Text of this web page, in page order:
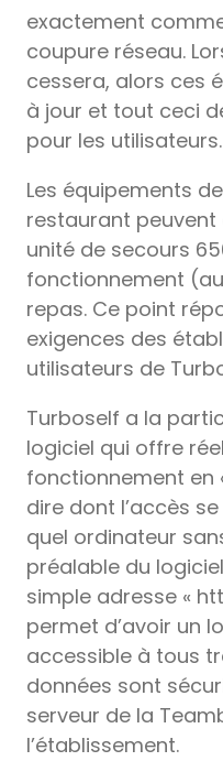
exactement
coupure réseau.
cessera, alors ces
à jour et tout ceci
pour les utilisateurs.
Les équipements
restaurant
unité de secours
fonctionnement
repas. Ce point
exigences des
utilisateurs de
Turboself a la
logiciel qui offre
fonctionnement en
dire dont l’accès
quel ordinateur
préalable du
simple adresse «
permet d’avoir un
accessible à tous
données sont
serveur de la
l’établissement.